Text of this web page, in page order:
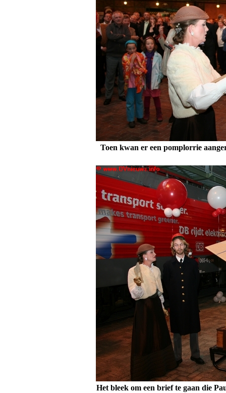
Toen kwan er een pomplorrie
Het bleek om een brief te gaan die